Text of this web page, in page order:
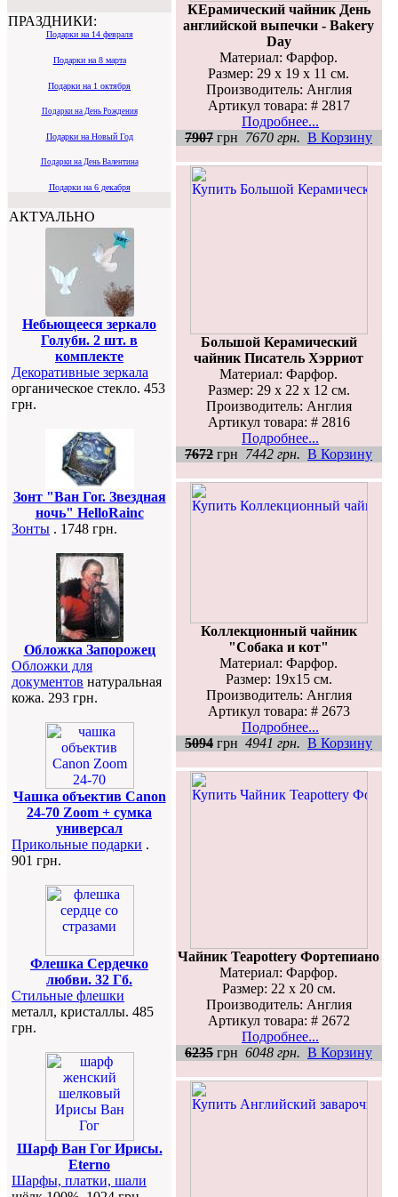
ПРАЗДНИКИ:
Подарки на 14 февраля
Подарки на 8 марта
Подарки на 1 октября
Подарки на День Рождения
Подарки на Новый Год
Подарки на День Валентина
Подарки на 6 декабря
АКТУАЛЬНО
Небьющееся зеркало
Голуби. 2 шт. в
комплекте
Декоративные зеркала
органическое стекло. 453
грн.
Зонт "Ван Гог. Звездная
ночь" HelloRainc
Зонты . 1748 грн.
Обложка Запорожец
Обложки для
документов натуральная
кожа. 293 грн.
Чашка объектив Canon
24-70 Zoom + сумка
универсал
Прикольные подарки .
901 грн.
Флешка Сердечко
любви. 32 Гб.
Стильные флешки
металл, кристаллы. 485
грн.
Шарф Ван Гог Ирисы.
Eterno
Шарфы, платки, шали
КЕрамический чайник День
английской выпечки - Bakery
Day
Материал: Фарфор.
Размер: 29 х 19 х 11 см.
Производитель: Англия
Артикул товара: # 2817
Подробнее...
7907 грн 7670 грн. В Корзину
Большой Керамический
чайник Писатель Хэрриот
Материал: Фарфор.
Размер: 29 х 22 х 12 см.
Производитель: Англия
Артикул товара: # 2816
Подробнее...
7672 грн 7442 грн. В Корзину
Коллекционный чайник
"Собака и кот"
Материал: Фарфор.
Размер: 19х15 см.
Производитель: Англия
Артикул товара: # 2673
Подробнее...
5094 грн 4941 грн. В Корзину
Чайник Teapottery Фортепиано
Материал: Фарфор.
Размер: 22 х 20 см.
Производитель: Англия
Артикул товара: # 2672
Подробнее...
6235 грн 6048 грн. В Корзину